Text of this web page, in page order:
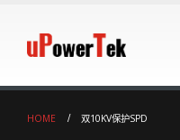
HOME 双10KV保护SPD